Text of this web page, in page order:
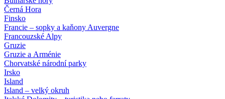
Černá Hora
Finsko
Francie – sopky a kaňony Auvergne
Francouzské Alpy
Gruzie
Gruzie a Arménie
Chorvatské národní parky
Irsko
Island
Island – velký okruh